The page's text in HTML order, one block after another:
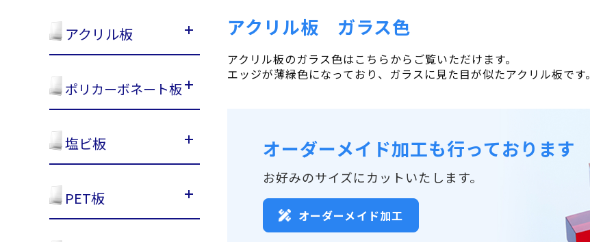
アクリル板
ポリカーボネート板
塩ビ板
PET板
アクリル板 ガラス色
アクリル板のガラス色はこちらからご覧いただけます。
エッジが薄緑色になっており、ガラスに見た目が似たアクリル板です。
オーダーメイド加工も行っております
お好みのサイズにカットいたします。
オーダーメイド加工